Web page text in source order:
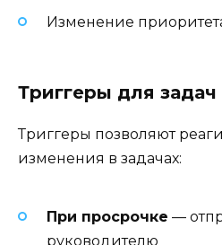
Изменение
Триггеры для задач
Триггеры позволяют
изменения в задачах:
При просрочке —
руководителю